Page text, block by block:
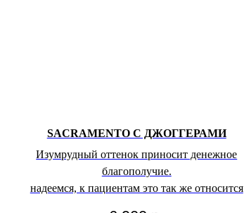
SACRAMENTO С ДЖОГГЕРАМИ
Изумрудный оттенок приносит денежное
благополучие.
надеемся, к пациентам это так же относится